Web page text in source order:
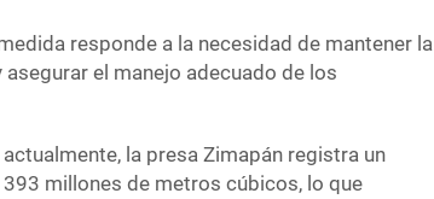
responde a la necesidad de mantener la
el manejo adecuado de los
la presa Zimapán registra un
millones de metros cúbicos, lo que